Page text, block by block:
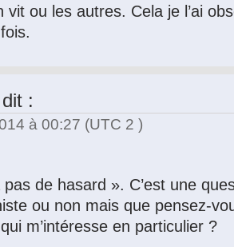
vit ou les autres. Cela je l’ai
:
à 00:27 (UTC 2 )
pas de hasard ». C’est une
ou non mais que pensez-
m’intéresse en particulier ?